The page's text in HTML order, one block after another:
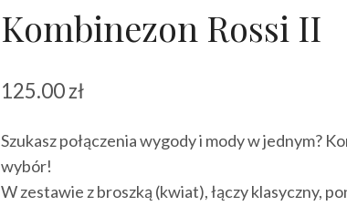
Kombinezon Rossi II
125.00zł
Szukasz połączenia wygody i mody w jednym?
wybór!
W zestawie z broszką (kwiat), łączy klasyczny,